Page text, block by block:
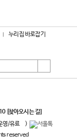
누리집 바로잡기
[찾아오시는 길]
영/유료
)
reserved